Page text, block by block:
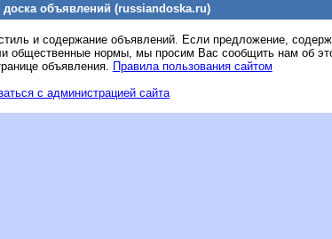
доска объявлений (russiandoska.ru)
и содержание объявлений. Если предложение,
общественные нормы, мы просим Вас сообщить нам об
объявления. Правила пользования сайтом
с администрацией сайта